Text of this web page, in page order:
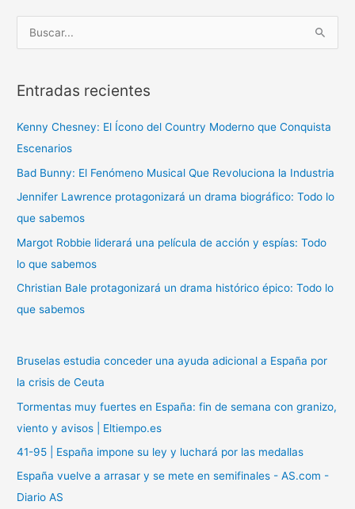
u
c
r
p
o
r
:
Entradas recientes
Kenny Chesney: El Ícono del Country Moderno que Conquista
Escenarios
Bad Bunny: El Fenómeno Musical Que Revoluciona la Industria
Jennifer Lawrence protagonizará un drama biográfico: Todo lo
que sabemos
Margot Robbie liderará una película de acción y espías: Todo
lo que sabemos
Christian Bale protagonizará un drama histórico épico: Todo lo
que sabemos
Bruselas estudia conceder una ayuda adicional a España por
la crisis de Ceuta
Tormentas muy fuertes en España: fin de semana con granizo,
viento y avisos | Eltiempo.es
41-95 | España impone su ley y luchará por las medallas
España vuelve a arrasar y se mete en semifinales - AS.com -
Diario AS